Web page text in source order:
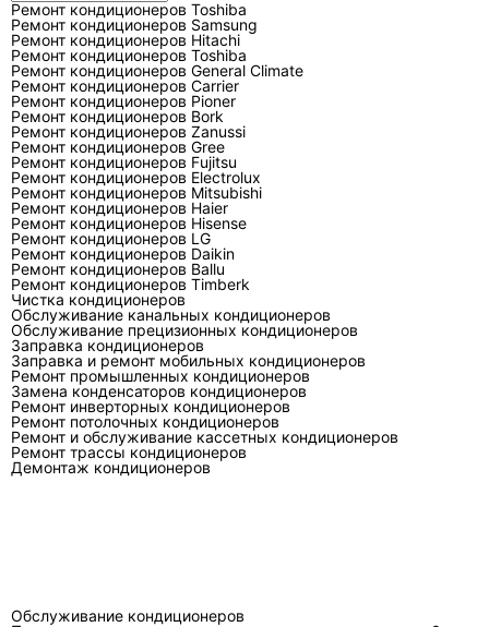
Слабо
охлаждает
Фильтры,
теплообменники,
хладагент,
вентилятор
Течёт вода из
внутреннего
блока
Дренаж, ванна
конденсата, уклон
трассы
Не запускается
наружный
блок
Питание, связь,
плата, компрессор,
вентилятор
Мигает
индикатор или
появляется код
ошибки
Датчики, связь,
инвертор, защита
по току
датчиков,
Шум,
вибрация,
Вентилятор,
подшипники,
Баланс
отличается от обычной сплит-
Ремонт кондиционеров Toshiba
Ремонт кондиционеров Samsung
Ремонт кондиционеров Hitachi
Ремонт кондиционеров Toshiba
Ремонт кондиционеров General Climate
Ремонт кондиционеров Carrier
Ремонт кондиционеров Pioner
Ремонт кондиционеров Bork
Ремонт кондиционеров Zanussi
Ремонт кондиционеров Gree
Ремонт кондиционеров Fujitsu
Ремонт кондиционеров Electrolux
Ремонт кондиционеров Mitsubishi
Ремонт кондиционеров Haier
Ремонт кондиционеров Hisense
Ремонт кондиционеров LG
Ремонт кондиционеров Daikin
Ремонт кондиционеров Ballu
Ремонт кондиционеров Timberk
Чистка кондиционеров
Обслуживание канальных кондиционеров
Обслуживание прецизионных кондиционеров
Заправка кондиционеров
Заправка и ремонт мобильных кондиционеров
Ремонт промышленных кондиционеров
Замена конденсаторов кондиционеров
Ремонт инверторных кондиционеров
Ремонт потолочных кондиционеров
Ремонт и обслуживание кассетных кондиционеров
Ремонт трассы кондиционеров
Демонтаж кондиционеров
Обслуживание кондиционеров